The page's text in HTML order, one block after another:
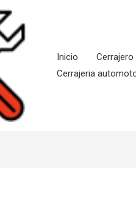
Inicio
Cerrajeria